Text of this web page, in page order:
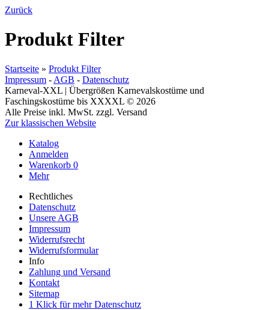
Zurück
Produkt Filter
Startseite » Produkt Filter
Impressum - AGB - Datenschutz
Karneval-XXL | Übergrößen Karnevalskostüme und
Faschingskostüme bis XXXXL © 2026
Alle Preise inkl. MwSt. zzgl. Versand
Zur klassischen Website
Katalog
Anmelden
Warenkorb 0
Mehr
Rechtliches
Datenschutz
Unsere AGB
Impressum
Widerrufsrecht
Widerrufsformular
Info
Zahlung und Versand
Kontakt
Sitemap
1 Klick für mehr Datenschutz